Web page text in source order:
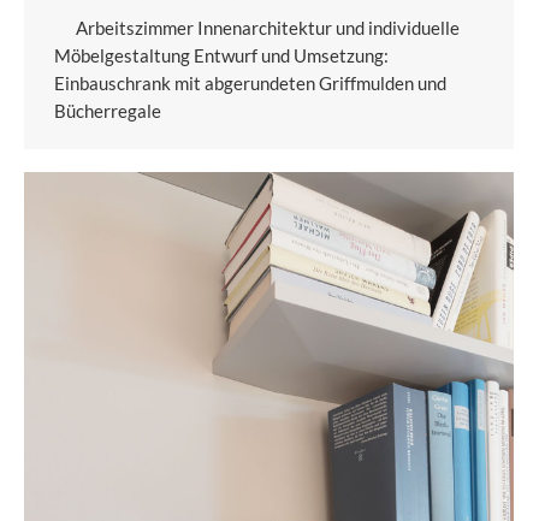
Arbeitszimmer Innenarchitektur und individuelle
Möbelgestaltung Entwurf und Umsetzung:
Einbauschrank mit abgerundeten Griffmulden und
Bücherregale